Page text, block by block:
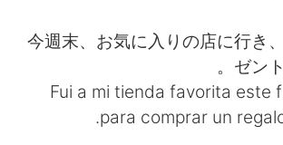
简体中文
Español
今週末、お気に入りの店に行き
ゼン
Fui a mi tienda favorita este
para comprar un